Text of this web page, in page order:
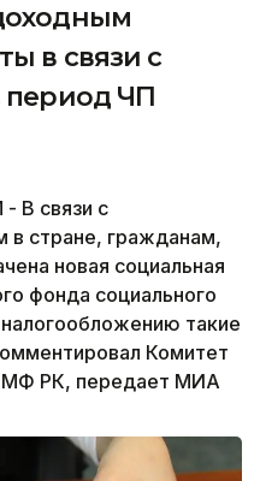
в связи с
период ЧП
В связи с
в стране, гражданам,
новая социальная
фонда социального
такие
Комитет
МФ РК, передает МИА